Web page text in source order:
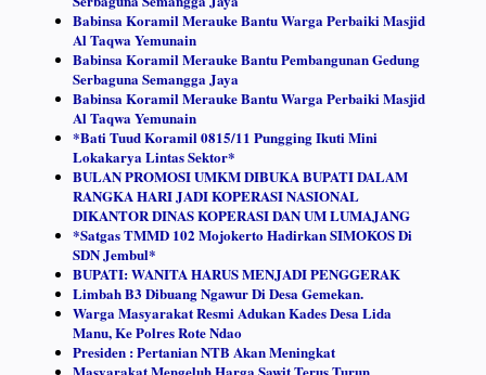
Babinsa Koramil Merauke Bantu Warga Perbaiki Masjid
Al Taqwa Yemunain
Babinsa Koramil Merauke Bantu Pembangunan Gedung
Serbaguna Semangga Jaya
Babinsa Koramil Merauke Bantu Warga Perbaiki Masjid
Al Taqwa Yemunain
*Bati Tuud Koramil 0815/11 Pungging Ikuti Mini
Lokakarya Lintas Sektor*
BULAN PROMOSI UMKM DIBUKA BUPATI DALAM
RANGKA HARI JADI KOPERASI NASIONAL
DIKANTOR DINAS KOPERASI DAN UM LUMAJANG
*Satgas TMMD 102 Mojokerto Hadirkan SIMOKOS Di
SDN Jembul*
BUPATI: WANITA HARUS MENJADI PENGGERAK
Limbah B3 Dibuang Ngawur Di Desa Gemekan.
Warga Masyarakat Resmi Adukan Kades Desa Lida
Manu, Ke Polres Rote Ndao
Presiden : Pertanian NTB Akan Meningkat